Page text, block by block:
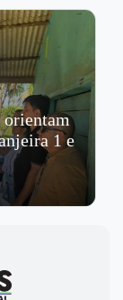
orientam
1 e